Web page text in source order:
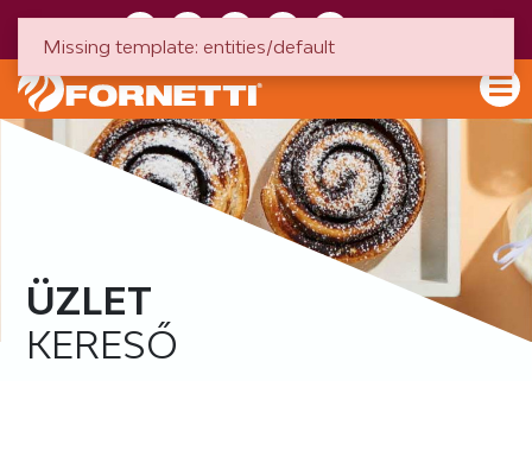
ÜZLET
KERESŐ
Missing template: entities/default